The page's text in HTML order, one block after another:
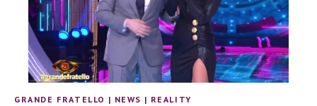
GRANDE FRATELLO | NEWS | REALITY